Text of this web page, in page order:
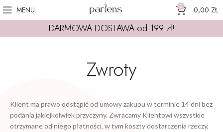
MENU 0 0,00 ZŁ
DARMOWA DOSTAWA od 199 zł!
Zwroty
Klient ma prawo odstąpić od umowy zakupu w terminie 14 dni bez
podania jakiejkolwiek przyczyny. Zwracamy Klientowi wszystkie
otrzymane od niego płatności, w tym koszty dostarczenia rzeczy,